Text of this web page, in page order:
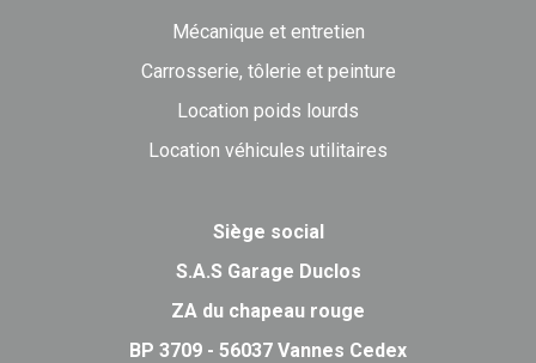
Mécanique et entretien
Carrosserie, tôlerie et peinture
Location poids lourds
Location véhicules utilitaires
Siège social
S.A.S Garage Duclos
ZA du chapeau rouge
BP 3709 - 56037 Vannes Cedex